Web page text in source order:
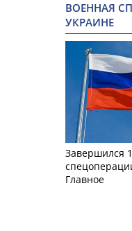
ВОЕННАЯ
УКРАИНЕ
Завершился
Главное